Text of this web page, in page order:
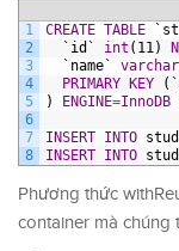
1
2
3
4
5
6
7
8
CREATE TABLE
`id`
int (11)
`name`
varchar
PRIMARY KEY
)
ENGINE=InnoDB
INSERT INTO
INSERT INTO
Phương thức
container mà chúng